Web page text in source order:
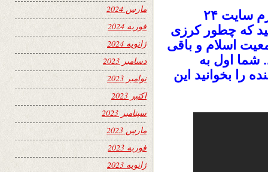
وستان عزیز و گرامی و خواننده گان محترم سایت ۲۴
که چطور کرزی
اسلام و باقی
شما اول به
را بخوانید این
مارس 2024
فوریه 2024
ژانویه 2024
دسامبر 2023
نوامبر 2023
اکتبر 2023
سپتامبر 2023
مارس 2023
فوریه 2023
ژانویه 2023